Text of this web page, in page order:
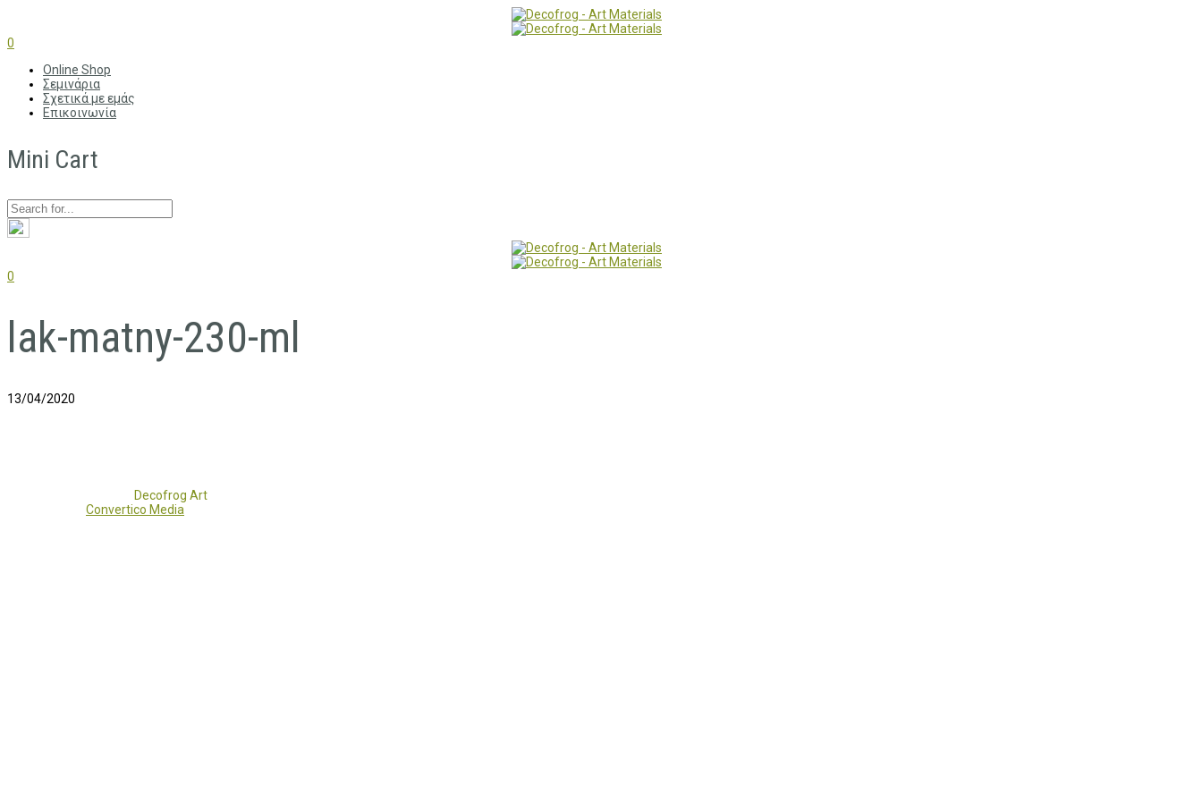
0
Online Shop
Σεμινάρια
Σχετικά με εμάς
Επικοινωνία
Mini Cart
0
lak-matny-230-ml
13/04/2020
Decofrog Art
Convertico Media